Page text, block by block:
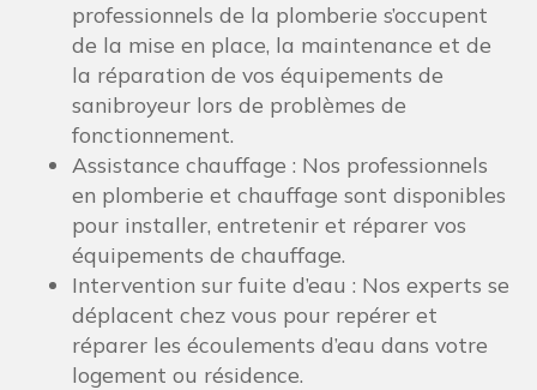
professionnels de la plomberie s’occupent
de la mise en place, la maintenance et de
la réparation de vos équipements de
sanibroyeur lors de problèmes de
fonctionnement.
Assistance chauffage : Nos professionnels
en plomberie et chauffage sont disponibles
pour installer, entretenir et réparer vos
équipements de chauffage.
Intervention sur fuite d’eau : Nos experts se
déplacent chez vous pour repérer et
réparer les écoulements d’eau dans votre
logement ou résidence.